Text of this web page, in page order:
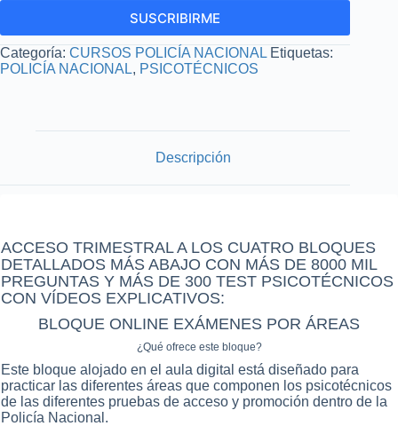
SUSCRIBIRME
Categoría: CURSOS POLICÍA NACIONAL Etiquetas:
POLICÍA NACIONAL, PSICOTÉCNICOS
Descripción
ACCESO TRIMESTRAL A LOS CUATRO BLOQUES
DETALLADOS MÁS ABAJO CON MÁS DE 8000 MIL
PREGUNTAS Y MÁS DE 300 TEST PSICOTÉCNICOS
CON VÍDEOS EXPLICATIVOS:
BLOQUE ONLINE EXÁMENES POR ÁREAS
¿Qué ofrece este bloque?
Este bloque alojado en el aula digital está diseñado para
practicar las diferentes áreas que componen los psicotécnicos
de las diferentes pruebas de acceso y promoción dentro de la
Policía Nacional.